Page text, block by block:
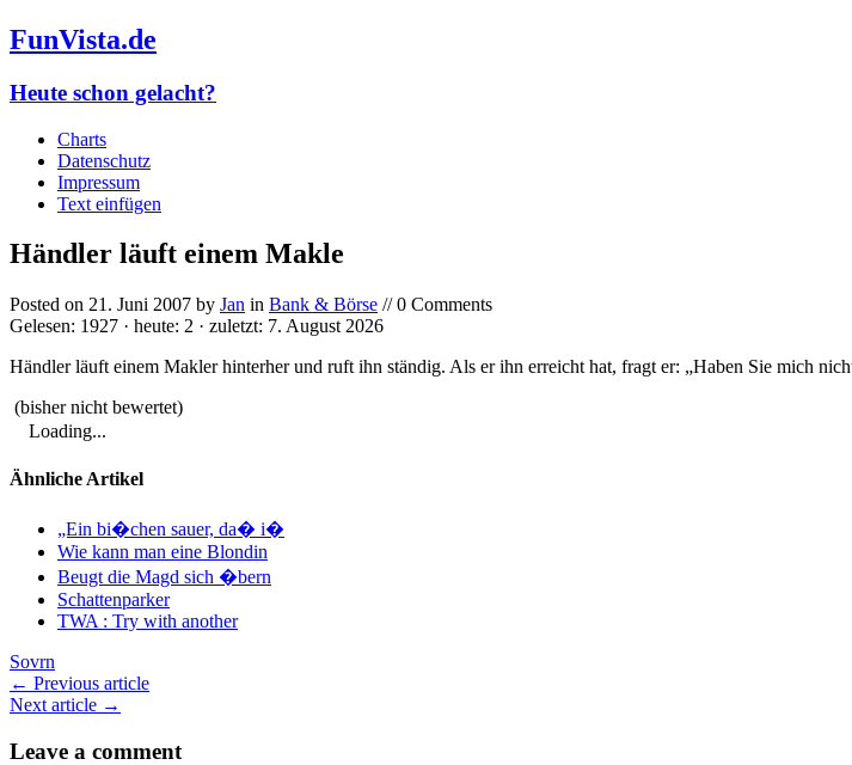
FunVista.de
Heute schon gelacht?
Charts
Datenschutz
Impressum
Text einfügen
Händler läuft einem Makle
Posted on 21. Juni 2007 by Jan in Bank & Börse // 0 Comments
Gelesen: 1927 · heute: 2 · zuletzt: 7. August 2026
Händler läuft einem Makler hinterher und ruft ihn ständig. Als er ihn erreicht hat, fragt er: „Haben Sie mich
(bisher nicht bewertet)
Loading...
Ähnliche Artikel
„Ein bi�chen sauer, da� i�
Wie kann man eine Blondin
Beugt die Magd sich �bern
Schattenparker
TWA : Try with another
Sovrn
← Previous article
Next article →
Leave a comment